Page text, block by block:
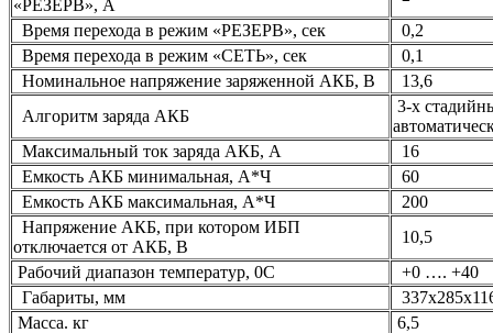
«РЕЗЕРВ», А
Время перехода в режим «РЕЗЕРВ», сек
0,2
Время перехода в режим «СЕТЬ», сек
0,1
Номинальное напряжение заряженной АКБ, В
13,6
Алгоритм заряда АКБ
3-х
Максимальный ток заряда АКБ, А
16
Емкость АКБ минимальная, А*Ч
60
Емкость АКБ максимальная, А*Ч
200
Напряжение АКБ, при котором ИБП
отключается от АКБ, В
10,5
Рабочий диапазон температур, 0С
+0 …. +40
Габариты, мм
Масса. кг
6,5